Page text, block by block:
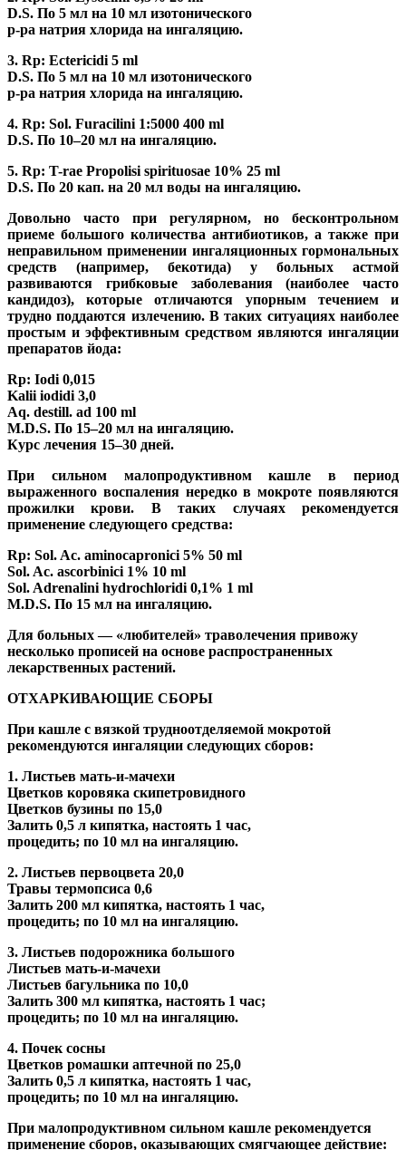
D.S. По 5 мл на 10 мл изотонического
р-ра натрия хлорида на ингаляцию.
3. Rp: Ectericidi 5 ml
D.S. По 5 мл на 10 мл изотонического
р-ра натрия хлорида на ингаляцию.
4. Rp: Sol. Furacilini 1:5000 400 ml
D.S. По 10–20 мл на ингаляцию.
5. Rp: T-rae Propolisi spirituosae 10% 25 ml
D.S. По 20 кап. на 20 мл воды на ингаляцию.
Довольно часто при регулярном, но бесконтрольном
приеме большого количества антибиотиков, а также при
неправильном применении ингаляционных гормональных
средств (например, бекотида) у больных астмой
развиваются грибковые заболевания (наиболее часто
кандидоз), которые отличаются упорным течением и
трудно поддаются излечению. В таких ситуациях наиболее
простым и эффективным средством являются ингаляции
препаратов йода:
Rp: Iodi 0,015
Kalii iodidi 3,0
Aq. destill. ad 100 ml
M.D.S. По 15–20 мл на ингаляцию.
Курс лечения 15–30 дней.
При сильном малопродуктивном кашле в период
выраженного воспаления нередко в мокроте появляются
прожилки крови. В таких случаях рекомендуется
применение следующего средства:
Rp: Sol. Ac. aminocapronici 5% 50 ml
Sol. Ac. ascorbinici 1% 10 ml
Sol. Adrenalini hydrochloridi 0,1% 1 ml
M.D.S. По 15 мл на ингаляцию.
Для больных — «любителей» траволечения привожу
несколько прописей на основе распространенных
лекарственных растений.
ОТХАРКИВАЮЩИЕ СБОРЫ
При кашле с вязкой трудноотделяемой мокротой
рекомендуются ингаляции следующих сборов:
1. Листьев мать-и-мачехи
Цветков коровяка скипетровидного
Цветков бузины по 15,0
Залить 0,5 л кипятка, настоять 1 час,
процедить; по 10 мл на ингаляцию.
2. Листьев первоцвета 20,0
Травы термопсиса 0,6
Залить 200 мл кипятка, настоять 1 час,
процедить; по 10 мл на ингаляцию.
3. Листьев подорожника большого
Листьев мать-и-мачехи
Листьев багульника по 10,0
Залить 300 мл кипятка, настоять 1 час;
процедить; по 10 мл на ингаляцию.
4. Почек сосны
Цветков ромашки аптечной по 25,0
Залить 0,5 л кипятка, настоять 1 час,
процедить; по 10 мл на ингаляцию.
При малопродуктивном сильном кашле рекомендуется
применение сборов, оказывающих смягчающее действие: